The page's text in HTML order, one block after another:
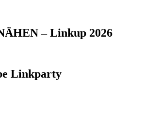
– Linkup 2026
Linkparty